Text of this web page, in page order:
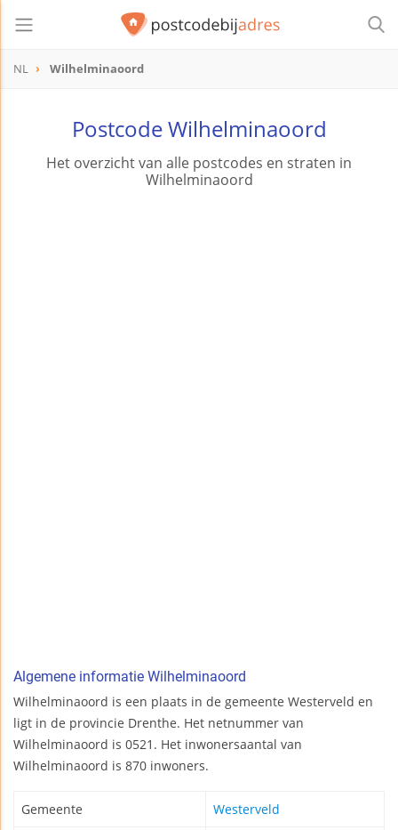
NL Wilhelminaoord
Postcode Wilhelminaoord
Het overzicht van alle postcodes en straten in
Wilhelminaoord
Algemene informatie Wilhelminaoord
Wilhelminaoord is een plaats in de gemeente Westerveld en
ligt in de provincie Drenthe. Het netnummer van
Wilhelminaoord is 0521. Het inwonersaantal van
Wilhelminaoord is 870 inwoners.
Gemeente Westerveld